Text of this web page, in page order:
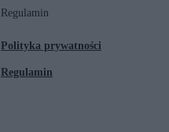
Regulamin
Polityka prywatności
Regulamin